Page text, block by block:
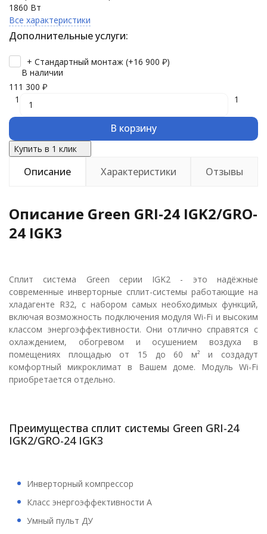
1860 Вт
Все характеристики
Дополнительные услуги:
+ Стандартный монтаж (+16 900 ₽)
В наличии
111 300 ₽
1
1
В корзину
Купить в 1 клик
Описание Характеристики Отзывы
Описание Green GRI-24 IGK2/GRO-
24 IGK3
Сплит система Green серии IGK2 - это надёжные
современные инверторные сплит-системы работающие на
хладагенте R32, с набором самых необходимых функций,
включая возможность подключения модуля Wi-Fi и высоким
классом энергоэффективности. Они отлично справятся с
охлаждением, обогревом и осушением воздуха в
помещениях площадью от 15 до 60 м² и создадут
комфортный микроклимат в Вашем доме. Модуль Wi-Fi
приобретается отдельно.
Преимущества сплит системы Green GRI-24
IGK2/GRO-24 IGK3
Инверторный компрессор
Класс энергоэффективности А
Умный пульт ДУ